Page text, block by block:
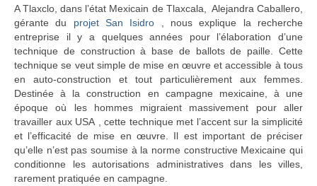
A Tlaxclo, dans l’état Mexicain de Tlaxcala, Alejandra Caballero,
gérante du projet San Isidro , nous explique la recherche
entreprise il y a quelques années pour l’élaboration d’une
technique de construction à base de ballots de paille. Cette
technique se veut simple de mise en œuvre et accessible à tous
en auto-construction et tout particulièrement aux femmes.
Destinée à la construction en campagne mexicaine, à une
époque où les hommes migraient massivement pour aller
travailler aux USA , cette technique met l’accent sur la simplicité
et l’efficacité de mise en œuvre. Il est important de préciser
qu’elle n’est pas soumise à la norme constructive Mexicaine qui
conditionne les autorisations administratives dans les villes,
rarement pratiquée en campagne.